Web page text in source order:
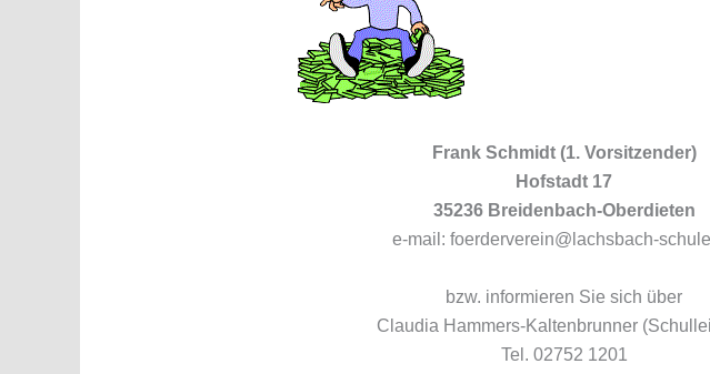
Frank Schmidt (1. Vorsitzender)
Hofstadt 17
35236 Breidenbach-Oberdieten
e-mail: foerderverein@lachsbach-
bzw. informieren Sie sich über
Claudia Hammers-Kaltenbrunner
Tel. 02752 1201